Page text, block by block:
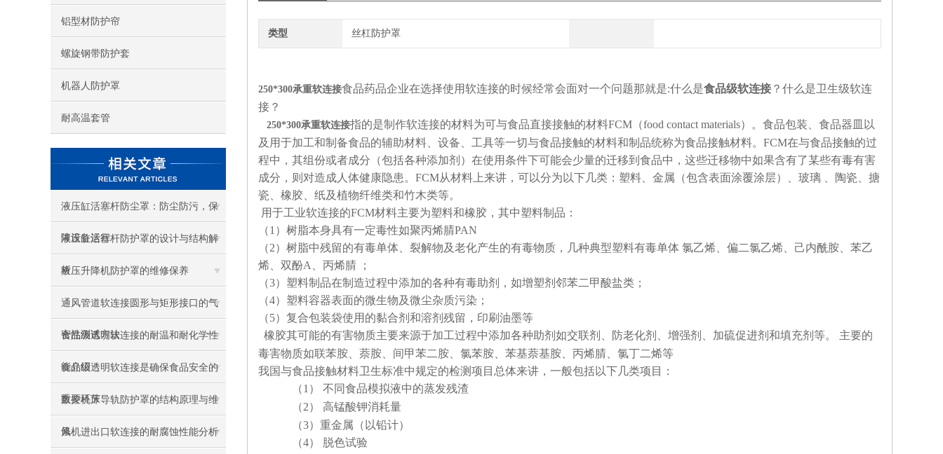
铝型材防护帘
螺旋钢带防护套
机器人防护罩
耐高温套管
液压缸活塞杆防尘罩：防尘防污，保
障设备运行
液压缸活塞杆防护罩的设计与结构解
析
液压升降机防护罩的维修保养
通风管道软连接圆形与矩形接口的气
密性测试方法
食品级透明软连接的耐温和耐化学性
能介绍
食品级透明软连接是确保食品安全的
重要环节
数控机床导轨防护罩的结构原理与维
修
风机进出口软连接的耐腐蚀性能分析
类型 丝杠防护罩
250*300承重软连接食品药品企业在选择使用软连接的时候经常会面对一个问题那就是:什么是食品级软连接 ？什么是卫生级软连
接？
250*300承重软连接指的是制作软连接的材料为可与食品直接接触的材料FCM（food contact materials）。食品包装、食品器皿以
及用于加工和制备食品的辅助材料、设备、工具等一切与食品接触的材料和制品统称为食品接触材料。FCM在与食品接触的过
程中，其组份或者成分（包括各种添加剂）在使用条件下可能会少量的迁移到食品中，这些迁移物中如果含有了某些有毒有害
成分，则对造成人体健康隐患。FCM从材料上来讲，可以分为以下几类：塑料、金属（包含表面涂覆涂层）、玻璃 、陶瓷、搪
瓷、橡胶、纸及植物纤维类和竹木类等。
用于工业软连接的FCM材料主要为塑料和橡胶，其中塑料制品：
（1 ） 树脂本身具有一定毒性如聚丙烯腈PAN
（2） 树脂中残留的有毒单体、裂解物及老化产生的有毒物质，几种典型塑料有毒单体 氯乙烯、偏二氯乙烯、己内酰胺、苯乙
烯、双酚A、丙烯腈 ；
（3） 塑料制品在制造过程中添加的各种有毒助剂，如增塑剂邻苯二甲酸盐类；
（4） 塑料容器表面的微生物及微尘杂质污染；
（5） 复合包装袋使用的黏合剂和溶剂残留，印刷油墨等
橡胶其可能的有害物质主要来源于加工过程中添加各种助剂如交联剂、防老化剂、增强剂、加硫促进剂和填充剂等。 主要的
毒害物质如联苯胺、萘胺、间甲苯二胺、氯苯胺、苯基萘基胺、丙烯腈、氯丁二烯等
我国与食品接触材料卫生标准中规定的检测项目总体来讲，一般包括以下几类项目：
（1 ）
不同食品模拟液中的蒸发残渣
（2）
高锰酸钾消耗量
（3） 重金属（以铅计）
（4）
脱色试验